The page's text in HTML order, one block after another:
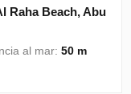
Raha Beach, Abu
al mar:50 m